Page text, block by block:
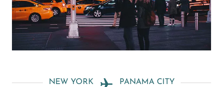
NEW YORK PANAMA CITY